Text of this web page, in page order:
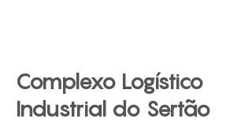
Complexo Logístico
Industrial do Sertão